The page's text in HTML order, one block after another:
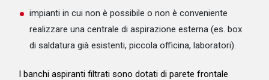
impianti in cui non è possibile o non è conveniente
realizzare una centrale di aspirazione esterna (es. box
di saldatura già esistenti, piccola officina, laboratori).
I banchi aspiranti filtrati sono dotati di parete frontale